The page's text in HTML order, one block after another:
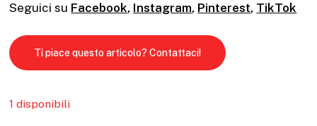
Seguici su Facebook, Instagram, Pinterest, TikTok
Ti piace questo articolo? Contattaci!
1 disponibili